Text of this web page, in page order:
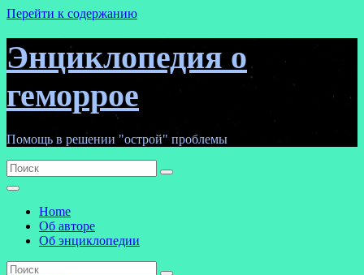
Перейти к содержанию
Энциклопедия о
геморрое
Помощь в решении "острой" проблемы
Home
Об авторе
Об энциклопедии